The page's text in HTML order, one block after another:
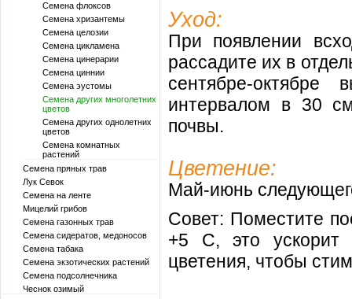
Семена флоксов
Семена хризантемы
Семена целозии
Семена цикламена
Семена цинерарии
Семена циннии
Семена эустомы
Семена других многолетних
цветов
Семена других однолетних
цветов
Семена комнатных
растений
Семена пряных трав
Лук Севок
Семена на ленте
Мицелий грибов
Семена газонных трав
Семена сидератов, медоносов
Семена табака
Семена экзотических растений
Семена подсолнечника
Чеснок озимый
Уход:
При появлении
рассадите их в
сентябре-
интервалом в 30
почвы.
Цветение:
Май-июнь
Совет: Поместите
+5 С, это ускорит
цветения, чтобы